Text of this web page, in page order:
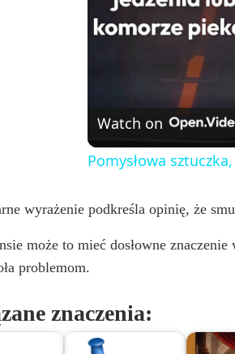
Watch on
Pomysłowa
wyrażenie podkreśla opinię, że
może to mieć dosłowne
problemom.
znaczenia: